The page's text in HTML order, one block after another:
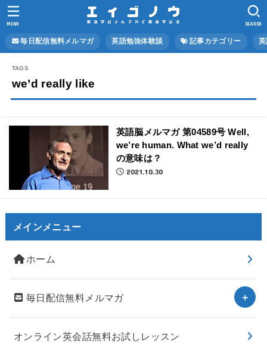
毎日配信無料メルマガ 英語勉強体験談 記事カテゴリー
SEARCH
MENU
we’d really like
英語脳メルマガ 第04589号 Well,
we’re human. What we’d really
の意味は？
2021.10.30
メインメニュー
ホーム
毎日配信無料メルマガ
オンライン英会話無料お試しレッスン